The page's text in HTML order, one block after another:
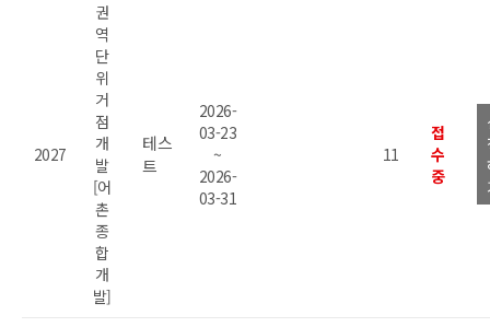
2027
권
역
단
위
거
점
개
발
[어
촌
종
합
개
발]
테스
트
2026-
03-23
~
2026-
03-31
11
접
수
중